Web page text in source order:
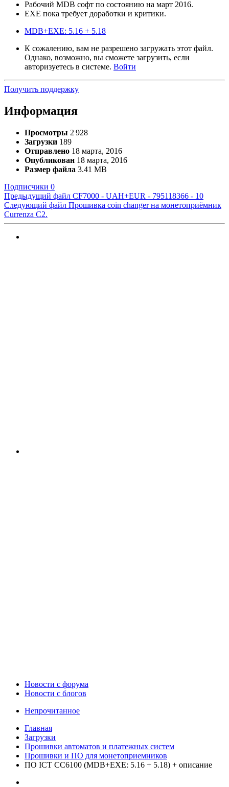
Рабочий MDB софт по состоянию на март 2016.
EXE пока требует доработки и критики.
MDB+EXE: 5.16 + 5.18
К сожалению, вам не разрешено загружать этот файл.
Однако, возможно, вы сможете загрузить, если
авторизуетесь в системе. Войти
Получить поддержку
Информация
Просмотры 2 928
Загрузки 189
Отправлено 18 марта, 2016
Опубликован 18 марта, 2016
Размер файла 3.41 MB
Подписчики 0
Предыдущий файл CF7000 - UAH+EUR - 795118366 - 10
Следующий файл Прошивка coin changer на монетоприёмник
Сurrenza C2.
Новости c форума
Новости с блогов
Непрочитанное
Главная
Загрузки
Прошивки автоматов и платежных систем
Прошивки и ПО для монетоприемников
ПО ICT CC6100 (MDB+EXE: 5.16 + 5.18) + описание